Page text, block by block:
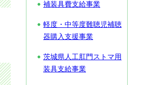
補装具費支給事業
軽度・中等度難聴児補聴
器購入支援事業
茨城県人工肛門ストマ用
装具支給事業